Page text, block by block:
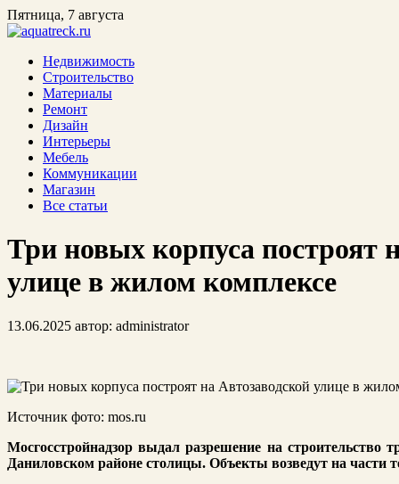
Пятница, 7 августа
Недвижимость
Строительство
Материалы
Ремонт
Дизайн
Интерьеры
Мебель
Коммуникации
Магазин
Все статьи
Три новых корпуса построят
улице в жилом комплексе
13.06.2025 автор: administrator
Источник фото: mos.ru
Мосгосстройнадзор выдал разрешение на строительство
Даниловском районе столицы. Объекты возведут на